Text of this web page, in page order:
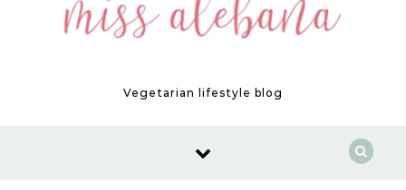
Vegetarian lifestyle blog